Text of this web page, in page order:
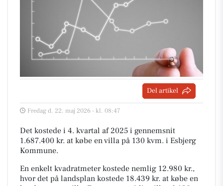
Del artikel
Fredag d. 22. maj 2026 - kl. 08:47
Det kostede i 4. kvartal af 2025 i gennemsnit
1.687.400 kr. at købe en villa på 130 kvm. i Esbjerg
Kommune.
En enkelt kvadratmeter kostede nemlig 12.980 kr.,
hvor det på landsplan kostede 18.439 kr. at købe en